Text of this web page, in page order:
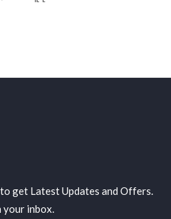
get Latest Updates and Offers.
your inbox.